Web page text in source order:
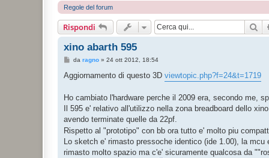
Regole del forum
Rispondi
xino abarth 595
M
s
s
g
g
i
o
da ragno» 24 ott 2012, 18:54
Aggiornamento di questo 3D viewtopic.php?f=24&t=1719
Ho cambiato l'hardware perche il 2009 era, secondo me,
Il 595 e' relativo all'utilizzo nella zona breadboard dello
avendo terminate quelle da 22pf.
Rispetto al "prototipo" con bb ora tutto e' molto piu
Lo sketch e' rimasto pressoche identico (ide 1.00), la
rimasto molto spazio ma c'e' sicuramente qualcosa da